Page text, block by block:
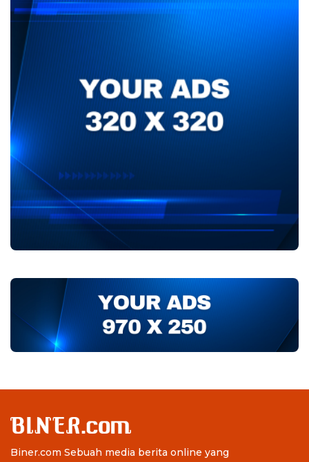
Biner.com Sebuah media berita online yang